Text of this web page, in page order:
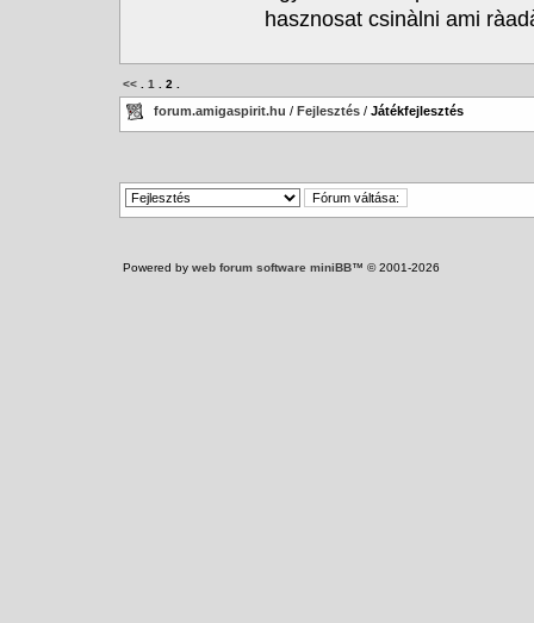
hasznosat csinàlni ami
<< 1 2
forum.amigaspirit.hu / Fejlesztés / Játékfejlesztés
Powered by web forum software miniBB™ © 2001-2026